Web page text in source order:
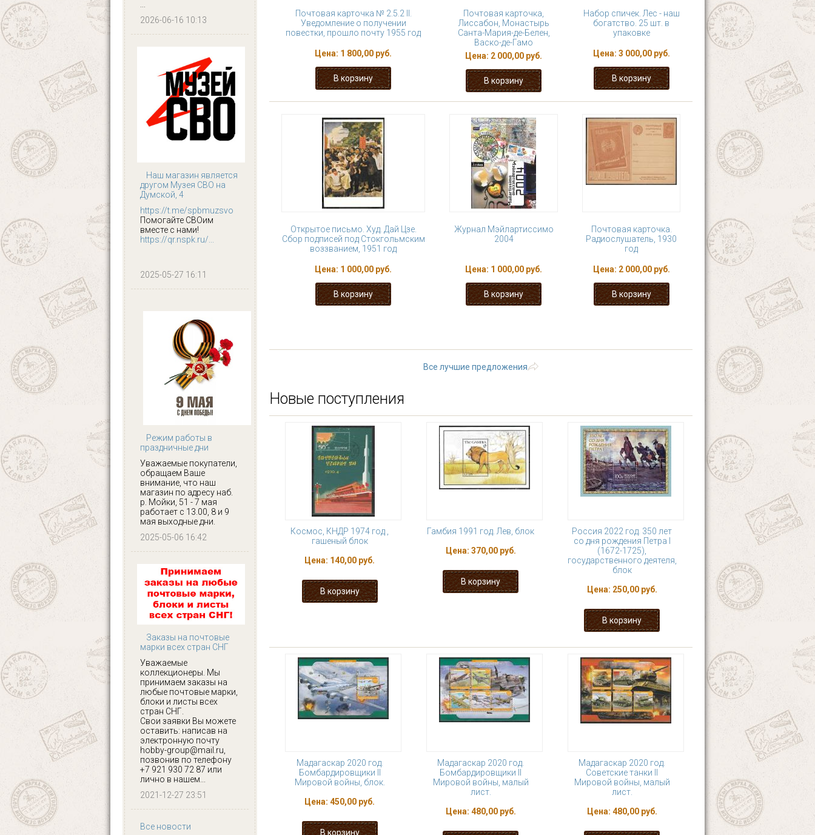
...
2026-06-16 10:13
Наш магазин является
другом Музея СВО на
Думской, 4
https://t.me/spbmuzsvo
Помогайте СВОим
вместе с нами!
https://qr.nspk.ru/...
2025-05-27 16:11
Режим работы в
праздничные дни
Уважаемые покупатели,
обращаем Ваше
внимание, что наш
магазин по адресу наб.
р. Мойки, 51 - 7 мая
работает с 13.00, 8 и 9
мая выходные дни.
2025-05-06 16:42
Заказы на почтовые
марки всех стран СНГ
Уважаемые
коллекционеры. Мы
принимаем заказы на
любые почтовые марки,
блоки и листы всех
стран СНГ.
Свои заявки Вы можете
оставить: написав на
электронную почту
hobby-group@mail.ru,
позвонив по телефону
+7 921 930 72 87 или
лично в нашем...
2021-12-27 23:51
Все новости
Почтовая карточка № 2.5.2 II.
Уведомление о получении
повестки, прошло почту 1955 год
Цена: 1 800,00 руб.
Почтовая карточка,
Лиссабон, Монастырь
Санта-Мария-де-Белен,
Васко-де-Гамо
Цена: 2 000,00 руб.
Набор спичек. Лес - наш
богатство. 25 шт. в
упаковке
Цена: 3 000,00 руб.
Открытое письмо. Худ. Дай Цзе.
Сбор подписей под Стокгольмским
воззванием, 1951 год
Цена: 1 000,00 руб.
Журнал Мэйлартиссимо
2004
Цена: 1 000,00 руб.
Почтовая карточка.
Радиослушатель, 1930
год
Цена: 2 000,00 руб.
Все лучшие предложения
Новые поступления
Космос, КНДР 1974 год ,
гашеный блок
Цена: 140,00 руб.
Гамбия 1991 год. Лев, блок
Цена: 370,00 руб.
Россия 2022 год. 350 лет
со дня рождения Петра I
(1672-1725),
государственного деятеля,
блок
Цена: 250,00 руб.
Мадагаскар 2020 год.
Бомбардировщики II
Мировой войны, блок.
Цена: 450,00 руб.
Мадагаскар 2020 год.
Бомбардировщики II
Мировой войны, малый
лист.
Цена: 480,00 руб.
Мадагаскар 2020 год.
Советские танки II
Мировой войны, малый
лист.
Цена: 480,00 руб.